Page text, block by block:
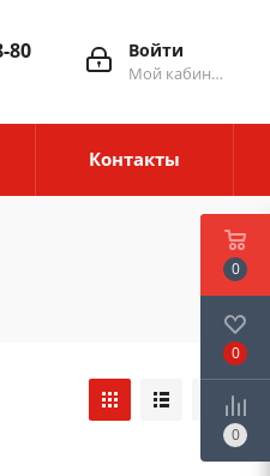
Войти
Мой кабинет
80
Контакты
0
0
0